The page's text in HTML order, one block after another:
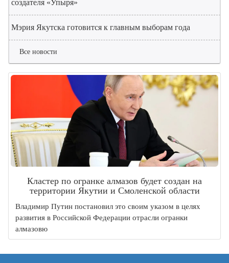
создателя «Упыря»
Мэрия Якутска готовится к главным выборам года
Все новости
Кластер по огранке алмазов будет создан на
территории Якутии и Смоленской области
Владимир Путин постановил это своим указом в целях
развития в Российской Федерации отрасли огранки
алмазовю